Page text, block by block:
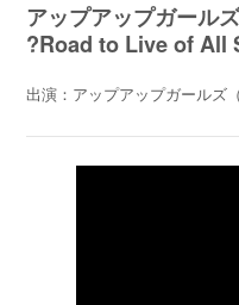
アップアップガールズ
?Road to Live of All
出演：アップアップガールズ（